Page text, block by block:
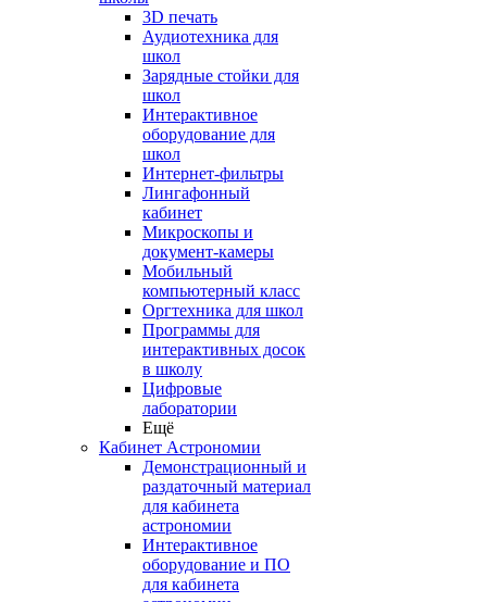
3D печать
Аудиотехника для
школ
Зарядные стойки для
школ
Интерактивное
оборудование для
школ
Интернет-фильтры
Лингафонный
кабинет
Микроскопы и
документ-камеры
Мобильный
компьютерный класс
Оргтехника для школ
Программы для
интерактивных досок
в школу
Цифровые
лаборатории
Ещё
Кабинет Астрономии
Демонстрационный и
раздаточный материал
для кабинета
астрономии
Интерактивное
оборудование и ПО
для кабинета